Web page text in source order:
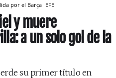
por el Barça EFE
y muere
a un solo gol de la
su primer título en